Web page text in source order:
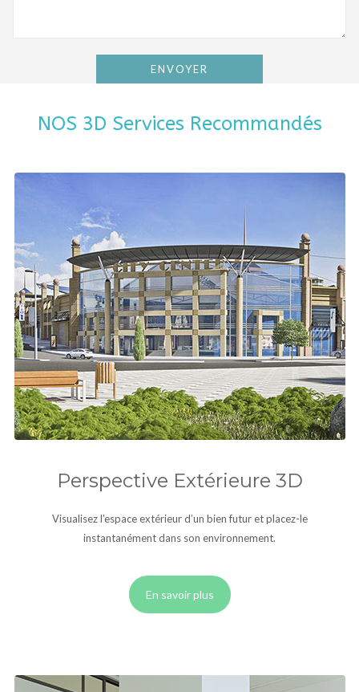
NOS 3D Services Recommandés
Perspective Extérieure 3D
Visualisez l’espace extérieur d’un bien futur et placez-le
instantanément dans son environnement.
En savoir plus